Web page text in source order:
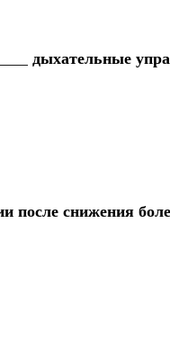
дыхательные
после снижения